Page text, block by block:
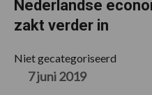
Nederlandse
zakt verder in
Niet gecategoriseerd
7 juni 2019